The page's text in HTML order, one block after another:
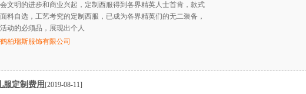
文明的进步和商业兴起，定制西服得到各界精英人士首肯，款式
料自选，工艺考究的定制西服，已成为各界精英们的无二装备，
动的必须品，展现出个人
柏瑞斯服饰有限公司
服定制费用 [2019-08-11]